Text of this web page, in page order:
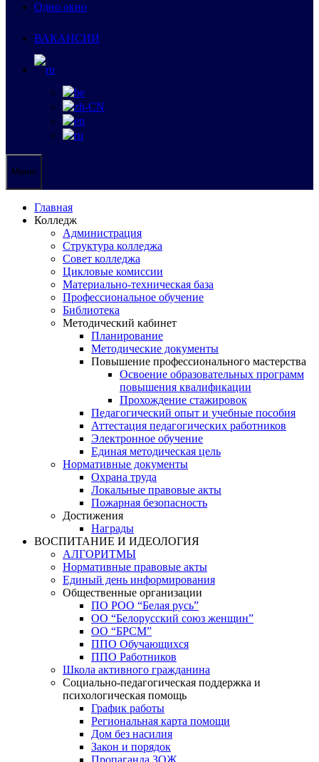
Одно окно
ВАКАНСИИ
Меню
Главная
Колледж
Администрация
Структура колледжа
Совет колледжа
Цикловые комиссии
Материально-техническая база
Профессиональное обучение
Библиотека
Методический кабинет
Планирование
Методические документы
Повышение профессионального мастерства
Освоение образовательных программ
повышения квалификации
Прохождение стажировок
Педагогический опыт и учебные пособия
Аттестация педагогических работников
Электронное обучение
Единая методическая цель
Нормативные документы
Охрана труда
Локальные правовые акты
Пожарная безопасность
Достижения
Награды
ВОСПИТАНИЕ И ИДЕОЛОГИЯ
АЛГОРИТМЫ
Нормативные правовые акты
Единый день информирования
Общественные организации
ПО РОО “Белая русь”
ОО “Белорусский союз женщин”
ОО “БРСМ”
ППО Обучающихся
ППО Работников
Школа активного гражданина
Социально-педагогическая поддержка и
психологическая помощь
График работы
Региональная карта помощи
Дом без насилия
Закон и порядок
Пропаганда ЗОЖ